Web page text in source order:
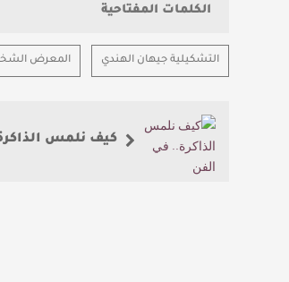
الكلمات المفتاحية
التشكيلية جيهان الهندي المعرض
كيف نلمس الذاكرة.. في